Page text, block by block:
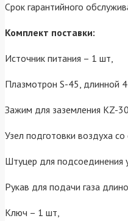
Срок гарантийного
Комплект поставки:
Источник питания – 1 шт,
Плазмотрон S-45, длинной
Зажим для заземления КZ-
Узел подготовки воздуха
Штуцер для подсоединения
Рукав для подачи газа
Ключ – 1 шт,